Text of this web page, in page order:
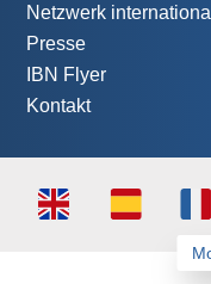
Netzwerk international
Presse
IBN Flyer
Kontakt